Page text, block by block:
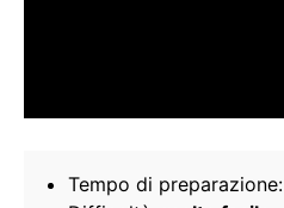
Tempo di preparazione: